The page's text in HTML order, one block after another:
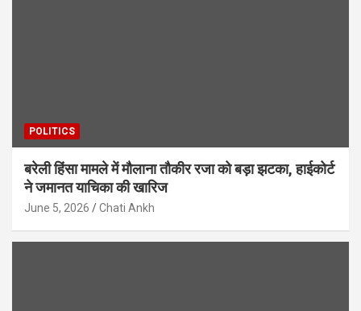
POLITICS
बरेली हिंसा मामले में मौलाना तौकीर रजा को बड़ा झटका, हाईकोर्ट
ने जमानत याचिका की खारिज
June 5, 2026 Chati Ankh